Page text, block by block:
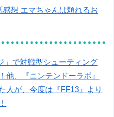
感想 エマちゃんは頼れるお
」で対戦型シューティング
他、『ニンテンドーラボ』
人が、今度は『FF13』より